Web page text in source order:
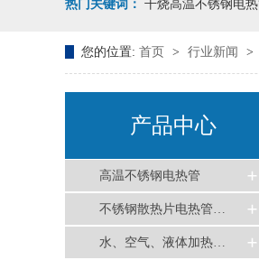
热门关键词： 干烧高温不锈钢电
您的位置: 首页 > 行业新闻 >
产品中心
高温不锈钢电热管
不锈钢散热片电热管…
水、空气、液体加热…